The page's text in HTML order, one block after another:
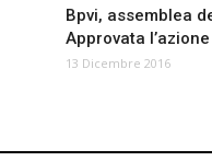
Bpvi, assemblea
Approvata
13 Dicembre 2016